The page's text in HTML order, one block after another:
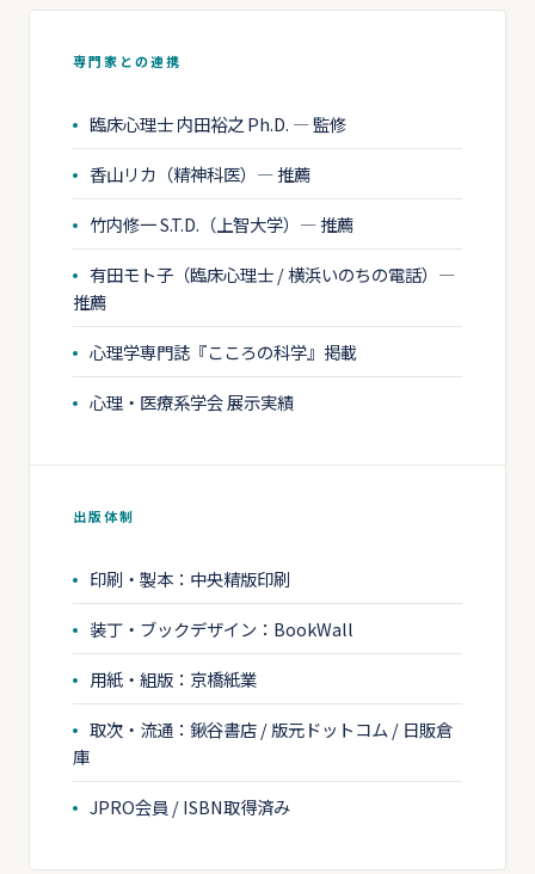
専門家との連携
臨床心理士 内田裕之 Ph.D. — 監修
香山リカ（精神科医）— 推薦
竹内修一 S.T.D.（上智大学）— 推薦
有田モト子（臨床心理士 / 横浜いのちの電話）—
推薦
心理学専門誌『こころの科学』掲載
心理・医療系学会 展示実績
出版体制
印刷・製本：中央精版印刷
装丁・ブックデザイン：BookWall
用紙・組版：京橋紙業
取次・流通：鍬谷書店 / 版元ドットコム / 日販倉
庫
JPRO会員 / ISBN取得済み